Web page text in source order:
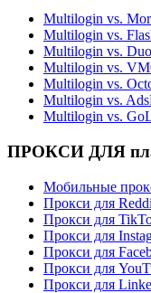
Multilogin vs.
Multilogin vs.
Multilogin vs.
Multilogin vs.
Multilogin vs.
Multilogin vs.
Multilogin vs.
ПРОКСИ ДЛЯ
Мобильные
Прокси для
Прокси для
Прокси для
Прокси для
Прокси для
Прокси для